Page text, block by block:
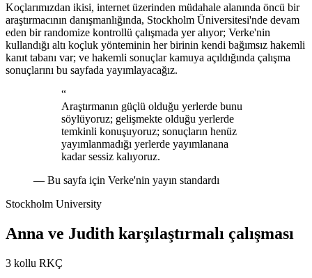
Koçlarımızdan ikisi, internet üzerinden müdahale alanında öncü bir
araştırmacının danışmanlığında, Stockholm Üniversitesi'nde devam
eden bir randomize kontrollü çalışmada yer alıyor; Verke'nin
kullandığı altı koçluk yönteminin her birinin kendi bağımsız hakemli
kanıt tabanı var; ve hakemli sonuçlar kamuya açıldığında çalışma
sonuçlarını bu sayfada yayımlayacağız.
“
Araştırmanın güçlü olduğu yerlerde bunu
söylüyoruz; gelişmekte olduğu yerlerde
temkinli konuşuyoruz; sonuçların henüz
yayımlanmadığı yerlerde yayımlanana
kadar sessiz kalıyoruz.
— Bu sayfa için Verke'nin yayın standardı
Stockholm University
Anna ve Judith karşılaştırmalı çalışması
3 kollu RKÇ